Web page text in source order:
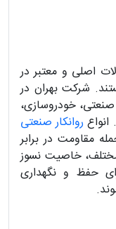
اصلی و معتبر در
شرکت بهران در
صنعتی، خودروسازی،
روانکار صنعتی
مقاومت در برابر
خاصیت نسوز
حفظ و نگهداری